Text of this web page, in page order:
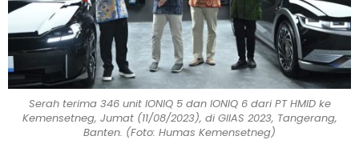
Serah terima 346 unit IONIQ 5 dan IONIQ 6 dari PT HMID ke
Kemensetneg, Jumat (11/08/2023), di GIIAS 2023, Tangerang,
Banten. (Foto: Humas Kemensetneg)